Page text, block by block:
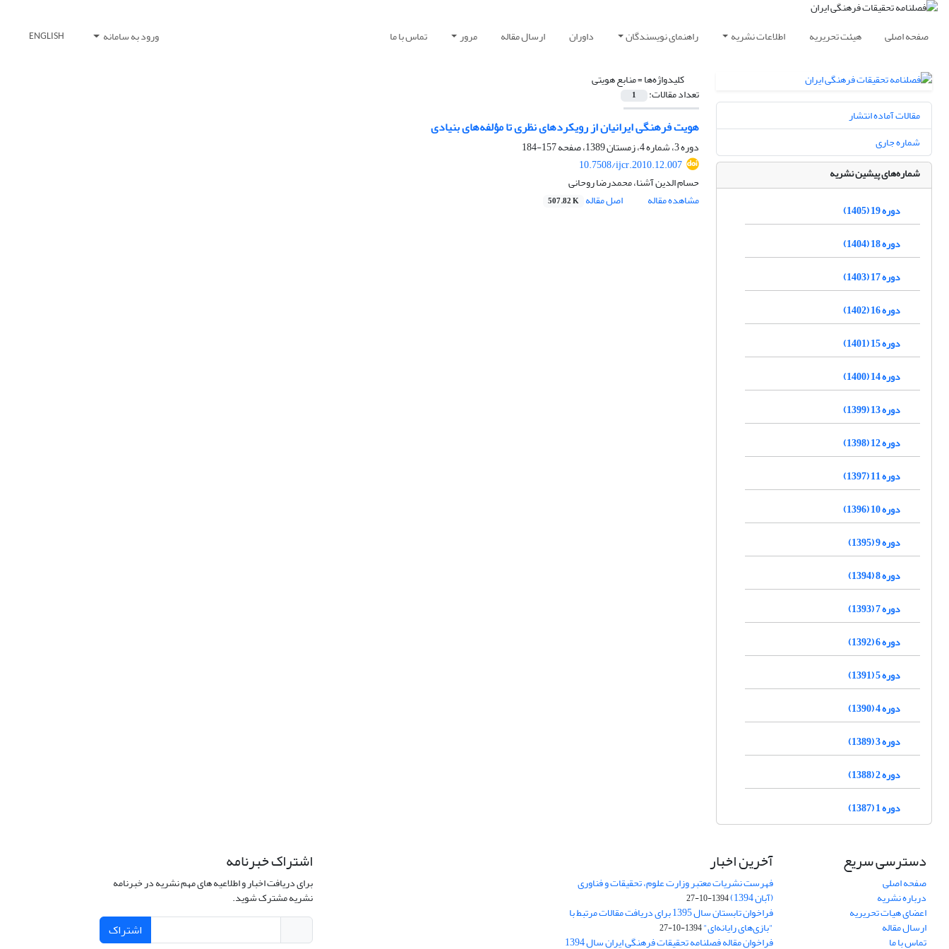
صفحه اصلی هیئت تحریریه اطلاعات نشریه راهنمای نویسندگان داوران ارسال مقاله مرور تماس با ما ورود به سامانه ENGLISH
کلیدواژه‌ها =منابع هویتی
تعداد مقالات: 1
هویت فرهنگی ایرانیان از رویکرد‌های نظری تا مؤلفه‌های بنیادی
دوره 3، شماره 4، زمستان 1389، صفحه
157-184
10.7508/ijcr.2010.12.007
حسام الدین آشنا، محمدرضا روحانی
مشاهده مقاله
اصل مقاله 507.82 K
مقالات آماده انتشار
شماره جاری
شماره‌های پیشین نشریه
دوره 19 (1405)
دوره 18 (1404)
دوره 17 (1403)
دوره 16 (1402)
دوره 15 (1401)
دوره 14 (1400)
دوره 13 (1399)
دوره 12 (1398)
دوره 11 (1397)
دوره 10 (1396)
دوره 9 (1395)
دوره 8 (1394)
دوره 7 (1393)
دوره 6 (1392)
دوره 5 (1391)
دوره 4 (1390)
دوره 3 (1389)
دوره 2 (1388)
دوره 1 (1387)
دسترسی سریع
صفحه اصلی
درباره نشریه
اعضای هیات تحریریه
ارسال مقاله
تماس با ما
آخرین اخبار
فهرست نشریات معتبر وزارت علوم، تحقیقات و فناوری
(آبان 1394) 1394-10-27
فراخوان تابستان سال 1395 برای دریافت مقالات مرتبط با
"بازی‌های رایانه‌ای"1394-10-27
فراخوان مقاله فصلنامه تحقیقات فرهنگی ایران سال 1394
اشتراک خبرنامه
برای دریافت اخبار و اطلاعیه های مهم نشریه در خبرنامه
نشریه مشترک شوید.
اشتراک